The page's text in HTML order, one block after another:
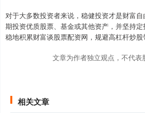
对于大多数投资者来说，稳健投资才是财富
期投资优质股票、基金或其他资产，并坚持
稳地积累财富谈股票配资网，规避高杠杆炒股
文章为作者独立观点，不代表
相关文章